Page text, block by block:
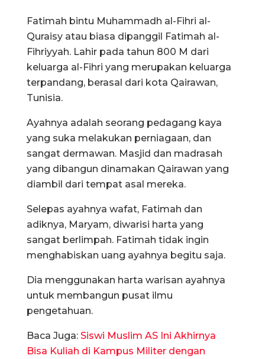
Fatimah bintu Muhammadh al-Fihri al-
Quraisy atau biasa dipanggil Fatimah al-
Fihriyyah. Lahir pada tahun 800 M dari
keluarga al-Fihri yang merupakan keluarga
terpandang, berasal dari kota Qairawan,
Tunisia.
Ayahnya adalah seorang pedagang kaya
yang suka melakukan perniagaan, dan
sangat dermawan. Masjid dan madrasah
yang dibangun dinamakan Qairawan yang
diambil dari tempat asal mereka.
Selepas ayahnya wafat, Fatimah dan
adiknya, Maryam, diwarisi harta yang
sangat berlimpah. Fatimah tidak ingin
menghabiskan uang ayahnya begitu saja.
Dia menggunakan harta warisan ayahnya
untuk membangun pusat ilmu
pengetahuan.
Baca Juga: Siswi Muslim AS Ini Akhirnya
Bisa Kuliah di Kampus Militer dengan